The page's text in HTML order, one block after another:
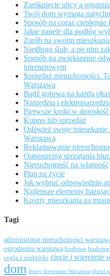
Zamknięcie ulicy a
Twój dom wymaga
Sposób na coraz cieplejsze
Jakie panele dla podłóg
Zarób na swoim mieszkaniu
Niedługo ślub, a po nim
Sposób na zwiększenie
internetowym
Sprzedaż nieruchomości.
Warszawa
Bądź gotowa na każdą
Narzędzia i
Pierwsze kroki w dorosłość
Kupno lub sprzedaż
Odśwież swoje mieszkanie
Warszawa
Reklamowanie
Outsourcing sprzątania
Nieruchomość na własność
Plan na życie
Jak wybrać odpowiednio
Najlepsze elementy
Koszty mieszkania za
Tagi
administrator nieruchomości
ogrodzenia warszawa budowa
cegła z rozbiórki cięcie i wiercenie
dom domy drewniane Warszawa drzwi